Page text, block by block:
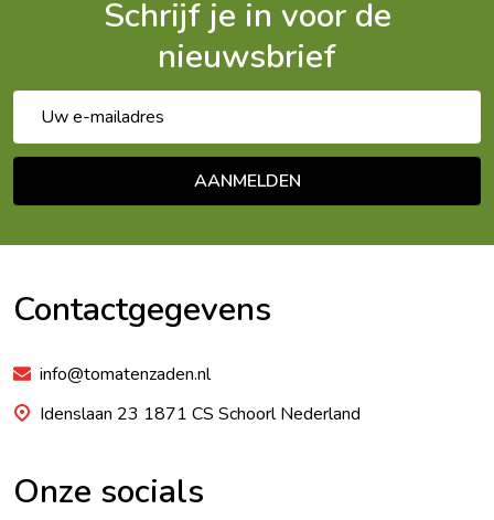
Schrijf je in voor de
nieuwsbrief
mailadres
AANMELDEN
Contactgegevens
info@tomatenzaden.nl
Idenslaan 23 1871 CS Schoorl Nederland
Onze socials